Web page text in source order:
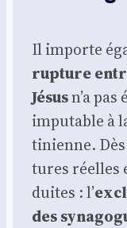
Il importe
rup­ture
Jésusn’a
impu­table à
ti­nienne.
tures réelles
duites : l’
des